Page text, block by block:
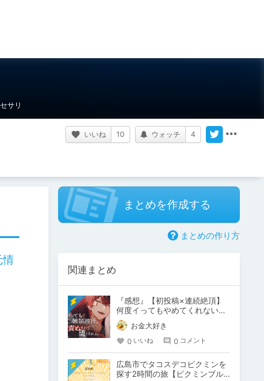
サリ
いいね 10 ウォッチ 4
情
まとめを作成する
まとめの作り方
関連まとめ
『感想』【初投稿×連続絶頂】
何度イってもやめてくれない嫉
妬彼氏に激責めされて堕とされ
る。お金大好き
0 いいね 0 コメント
広島市でタコスデコピクミンを
探す2時間の旅【ピクミンブル